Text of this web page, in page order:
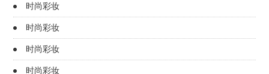
时尚彩妆
时尚彩妆
时尚彩妆
时尚彩妆